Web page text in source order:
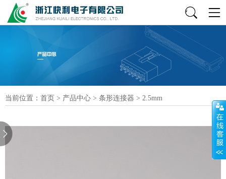
当前位置： 首页 > 产品中心 > 条形连接器 > 2.5mm